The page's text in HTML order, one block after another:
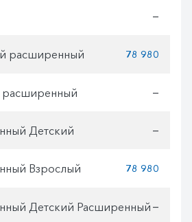
—
расширенный 78 980
расширенный —
Детский —
Взрослый 78 980
Детский Расширенный —